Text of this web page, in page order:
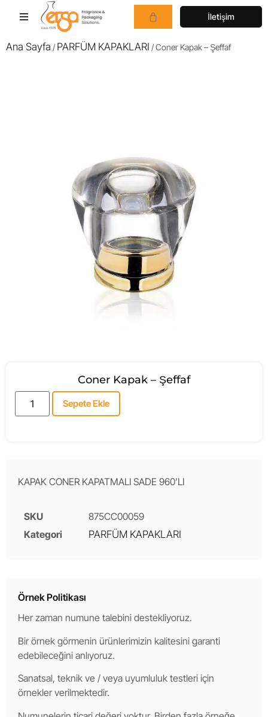
İletişim
Ana Sayfa /PARFÜM KAPAKLARI / Coner Kapak – Şeffaf
Coner Kapak – Şeffaf
Sepete Ekle
KAPAK CONER KAPATMALI SADE 960’LI
SKU
875CC00059
Kategori
PARFÜM KAPAKLARI
Örnek Politikası
Her zaman numune talebini destekliyoruz.
Bir örnek görmenin ürünlerimizin kalitesini garanti
edebileceğini anlıyoruz.
Sanatsal, teknik ve / veya uyumluluk testleri için
örnekler verilmektedir.